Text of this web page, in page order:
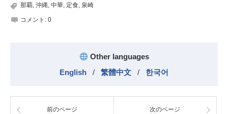
那覇, 沖縄, 中華, 定食, 泉崎
コメント: 0
Other languages
English
/ 繁體中文 / 한국어
前のページ 次のページ